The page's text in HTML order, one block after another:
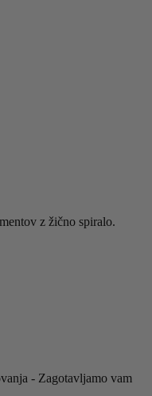
z žično spiralo.
- Zagotavljamo vam